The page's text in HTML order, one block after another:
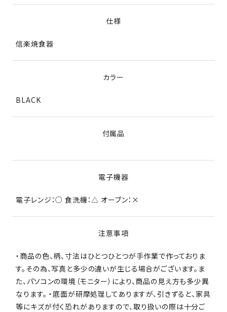
仕様
信楽焼食器
カラー
BLACK
付属品
電子機器
電子レンジ：○ 食洗機：△ オーブン：×
注意事項
・商品の色、柄、寸法はひとつひとつが手作業で作っておりま
す。その為、写真と多少の違いが生じる場合がございます。ま
た、パソコンの環境（モニター）により、商品の見え方も多少異
なります。 ・底面が研摩処理してありますが、引きずると、家具
等にキズが付く恐れがありますので、取り扱いの際は十分ご